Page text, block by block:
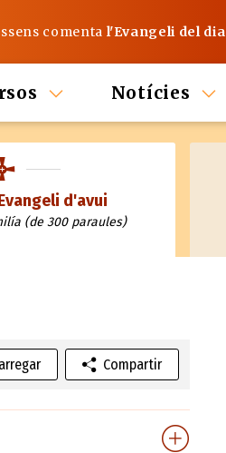
comenta l'Evangeli del dia
Notícies
d'avui
(de 300 paraules)
Compartir